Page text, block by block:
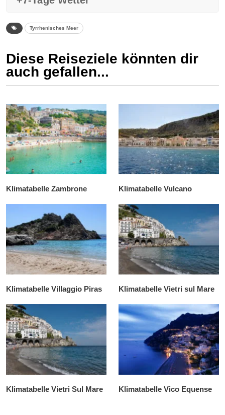
Tyrrhenisches Meer
Diese Reiseziele könnten dir
auch gefallen...
Klimatabelle Zambrone Klimatabelle Vulcano
Klimatabelle Villaggio Piras Klimatabelle Vietri sul Mare
Klimatabelle Vietri Sul Mare Klimatabelle Vico Equense